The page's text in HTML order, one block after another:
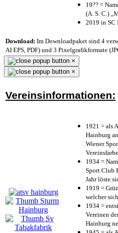
19?? =
(A. S. C.)
2019 in SC
Download: Im Downloadpaket sind 4
AI EPS, PDF) und 3 Pixelgrafikformate
×
×
Vereinsinformationen:
1921 = als
Hainburg
Wiener
1934 =
Sport Club
Jahr löste
1919 =
welcher
1934 =
Vereinen
Hainburg